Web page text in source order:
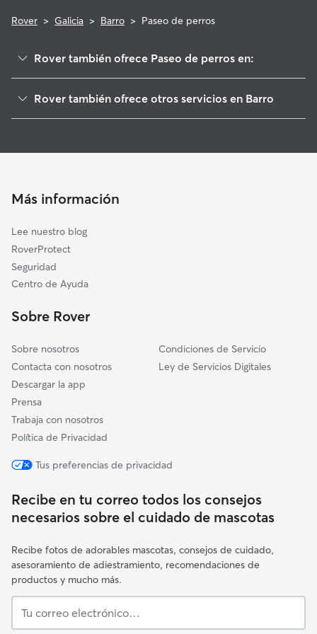
Rover > Galicia > Barro > Paseo de perros
Rover también ofrece Paseo de perros en:
Caldas de Reis
Ribadumia
Cotobade
Pontevedra
Vilagarcía de Arousa
Vilanova de Arousa
Rover también ofrece otros servicios en Barro
Cuidadores a domicilio en Barro
Más información
Lee nuestro blog
RoverProtect
Seguridad
Centro de Ayuda
Sobre Rover
Sobre nosotros
Contacta con nosotros
Descargar la app
Prensa
Trabaja con nosotros
Política de Privacidad
Condiciones de Servicio
Ley de Servicios Digitales
Tus preferencias de privacidad
Recibe en tu correo todos los consejos
necesarios sobre el cuidado de mascotas
Recibe fotos de adorables mascotas, consejos de cuidado,
asesoramiento de adiestramiento, recomendaciones de
productos y mucho más.
correo